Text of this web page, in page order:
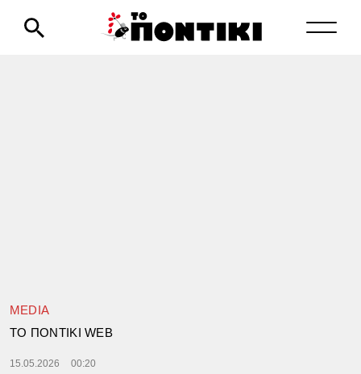
MEDIA
TΟ ΠΟΝΤΙΚΙ WEB
15.05.2026 00:20